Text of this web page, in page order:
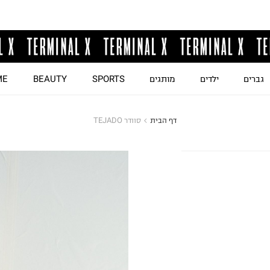
גברים ילדים מותגים SPORTS
BEAUTY
דף הבית סוודר TEJADO